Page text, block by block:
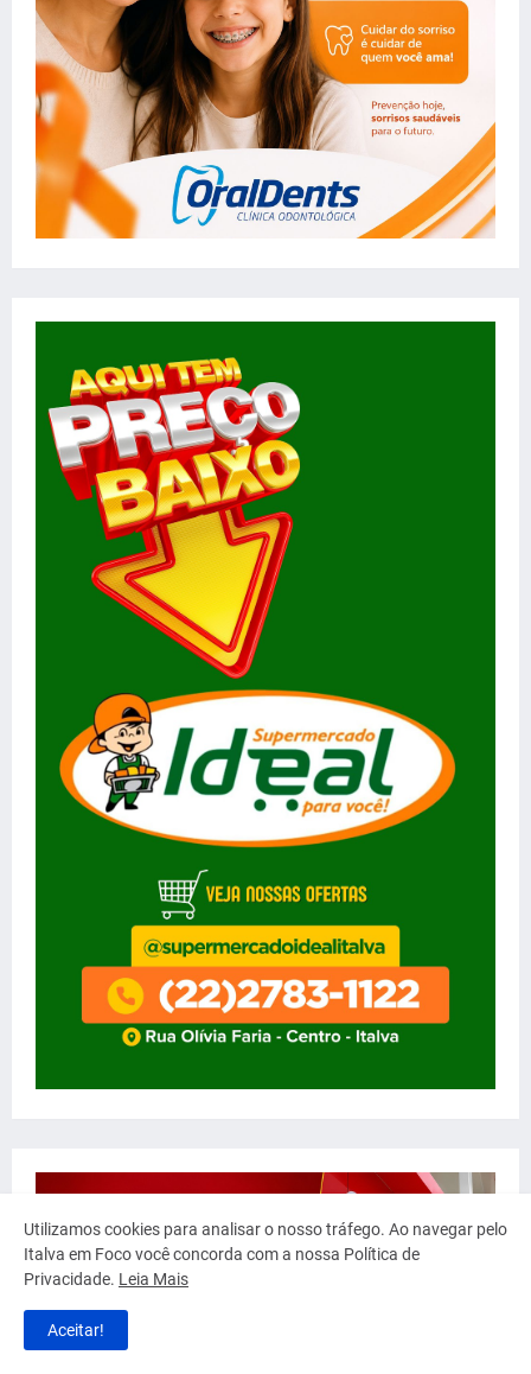
Utilizamos cookies para analisar o nosso tráfego. Ao navegar pelo
Italva em Foco você concorda com a nossa Política de
Privacidade. Leia Mais
Aceitar!